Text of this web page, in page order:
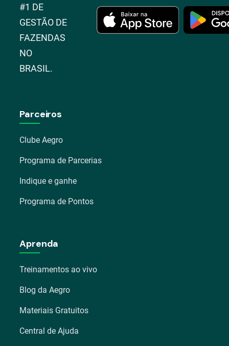
#1 DE
GESTÃO DE
FAZENDAS
NO
BRASIL.
Parceiros
Clube Aegro
Programa de Parcerias
Indique e ganhe
Programa de Pontos
Aprenda
Treinamentos ao vivo
Blog da Aegro
Materiais Gratuitos
Central de Ajuda